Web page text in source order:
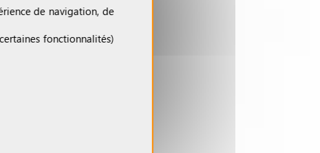
de navigation, de
fonctionnalités)